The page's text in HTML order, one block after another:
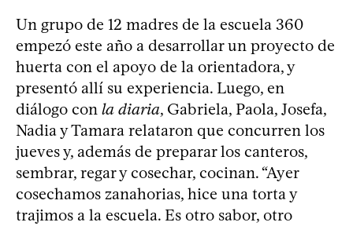
Un grupo de 12 madres de la escuela 360
empezó este año a desarrollar un proyecto de
huerta con el apoyo de la orientadora, y
presentó allí su experiencia. Luego, en
diálogo con la diaria, Gabriela, Paola, Josefa,
Nadia y Tamara relataron que concurren los
jueves y, además de preparar los canteros,
sembrar, regar y cosechar, cocinan. “Ayer
cosechamos zanahorias, hice una torta y
trajimos a la escuela. Es otro sabor, otro